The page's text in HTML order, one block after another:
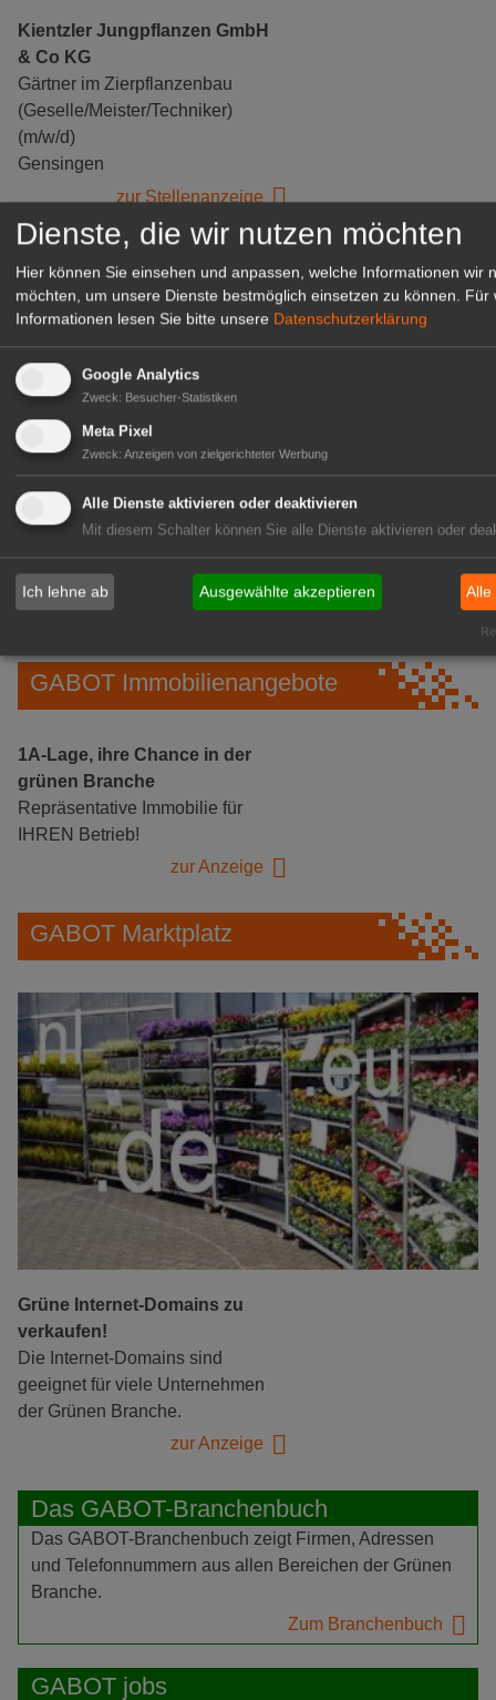
Kientzler Jungpflanzen GmbH
& Co KG
Gärtner im Zierpflanzenbau
(Geselle/Meister/Techniker)
(m/w/d)
Gensingen
zur Stellenanzeige
Gärtnerei Hanns
Mitarbeiter (m/w/d) für unsere
Logistikhalle
Herongen
zur Stellenanzeige
GABOT Immobilienangebote
1A-Lage, ihre Chance in der
grünen Branche
Repräsentative Immobilie für
IHREN Betrieb!
zur Anzeige
GABOT Marktplatz
Grüne Internet-Domains zu
verkaufen!
Die Internet-Domains sind
geeignet für viele Unternehmen
der Grünen Branche.
zur Anzeige
Das GABOT-Branchenbuch
Das GABOT-Branchenbuch zeigt Firmen, Adressen
und Telefonnummern aus allen Bereichen der Grünen
Branche.
Zum Branchenbuch
GABOT jobs
Dienste, die wir nutzen möchten
Hier können Sie einsehen und anpassen, welche Informationen wir
möchten, um unsere Dienste bestmöglich einsetzen zu können.
Für
Informationen lesen Sie bitte unsere Datenschutzerklärung
Google Analytics
Zweck: Besucher-Statistiken
Meta Pixel
Zweck: Anzeigen von zielgerichteter Werbung
Alle Dienste aktivieren oder deaktivieren
Mit diesem Schalter können Sie alle Dienste aktivieren oder
Ich lehne ab Ausgewählte akzeptieren Alle